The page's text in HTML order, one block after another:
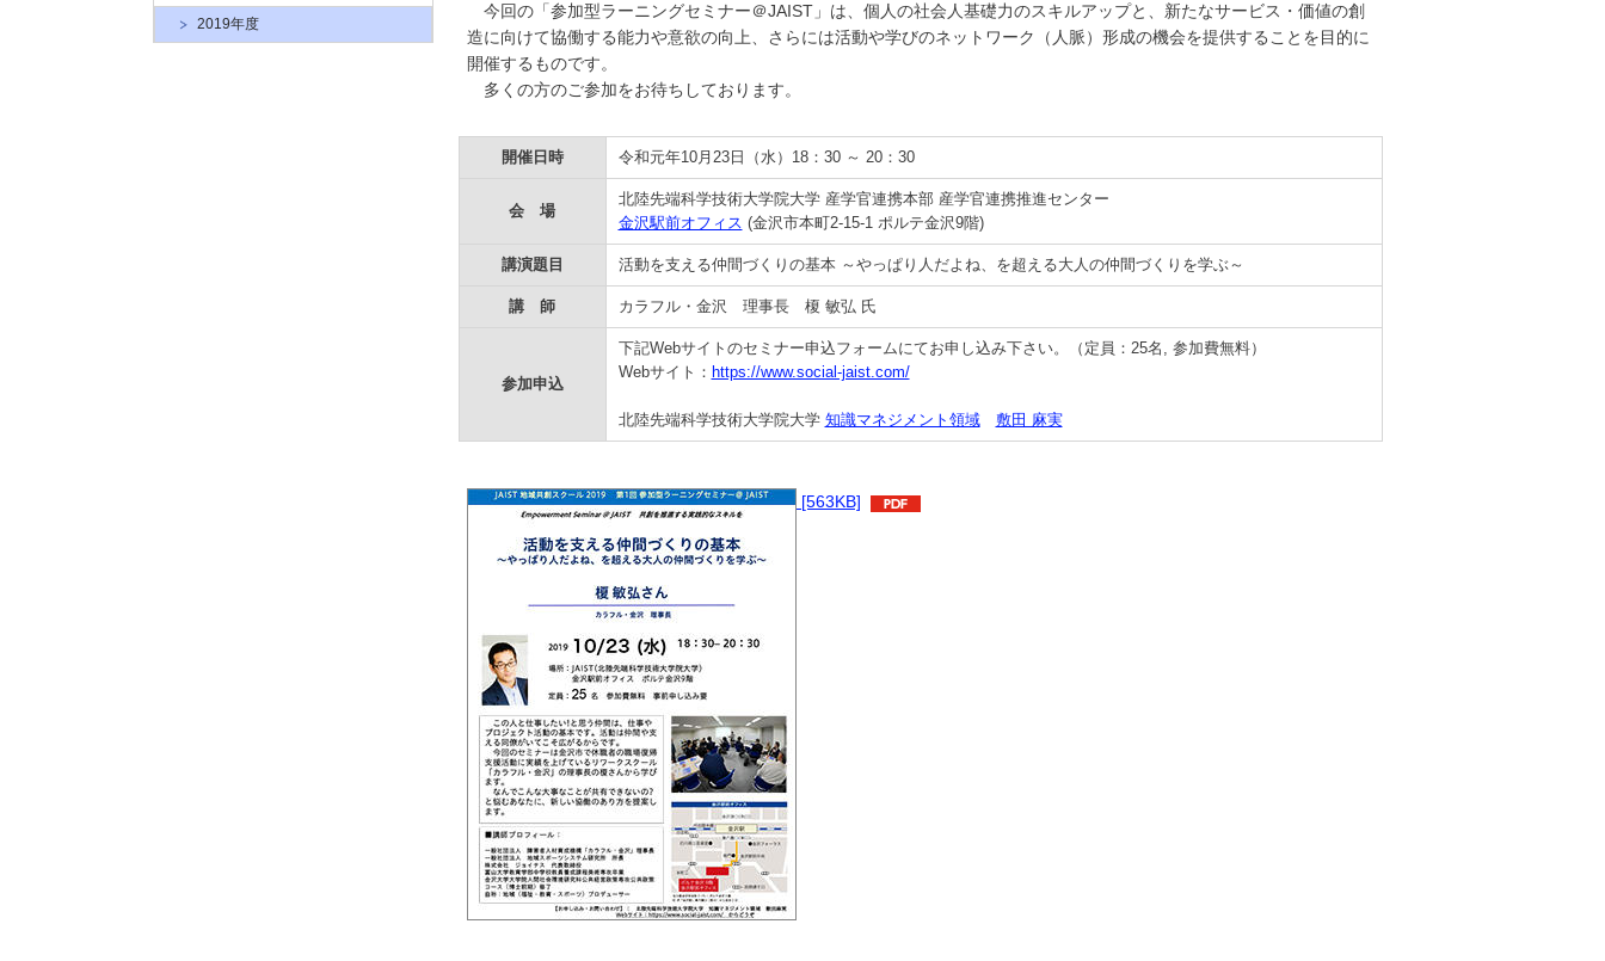
2019年度
今回の「参加型ラーニングセミナー＠JAIST」は、個人の社会人基礎力のスキルアップと、新たなサービス・価値の創
造に向けて協働する能力や意欲の向上、さらには活動や学びのネットワーク（人脈）形成の機会を提供することを目的に
開催するものです。
多くの方のご参加をお待ちしております。
開催日時 令和元年10月23日（水）18：30 ～ 20：30
会 場
北陸先端科学技術大学院大学 産学官連携本部 産学官連携推進センター
金沢駅前オフィス (金沢市本町2-15-1 ポルテ金沢9階)
講演題目 活動を支える仲間づくりの基本 ～やっぱり人だよね、を超える大人の仲間づくりを学ぶ～
講 師 カラフル・金沢 理事長 榎 敏弘 氏
参加申込
下記Webサイトのセミナー申込フォームにてお申し込み下さい。（定員：25名, 参加費無料）
Webサイト： https://www.social-jaist.com/
北陸先端科学技術大学院大学 知識マネジメント領域 敷田 麻実
[563KB]